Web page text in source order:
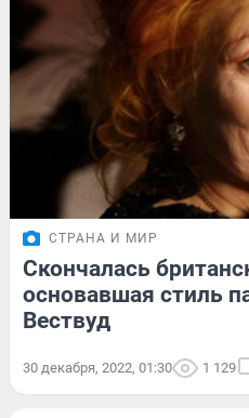
СТРАНА И МИР
Скончалась
основавшая стиль
Вествуд
30 декабря, 2022, 01:30 1 129